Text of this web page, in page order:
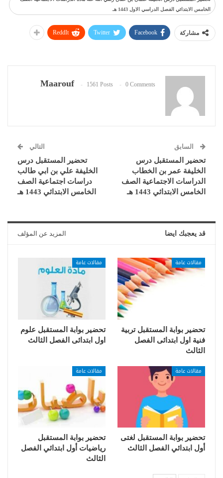
الخامس الابتدائي الفصل الدراسي الاول 1443 هـ
مشاركة Facebook
Twitter
ReddIt
Maarouf 1561 Posts 0 Comments
السابق
تحضير المستقبل درس
الخليفة عمر بن الخطاب
الدراسات الاجتماعية الصف
الخامس الابتدائي 1443 هـ
التالي
تحضير المستقبل درس
الخليفة علي بن ابي طالب
دراسات اجتماعية الصف
الخامس الابتدائي 1443 هـ
قد يعجبك ايضا المزيد عن المؤلف
مقالات عامة
تحضير بوابة المستقبل تربية
فنية اول ابتدائى الفصل
الثالث
مقالات عامة
تحضير بوابة المستقبل علوم
اول ابتدائى الفصل الثالث
مقالات عامة
تحضير بوابة المستقبل لغتى
أول ابتدائي الفصل الثالث
مقالات عامة
تحضير بوابة المستقبل
رياضيات أول ابتدائي الفصل
الثالث